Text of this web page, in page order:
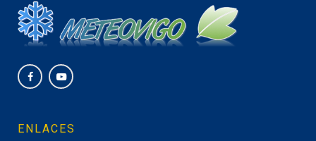
ENLACES